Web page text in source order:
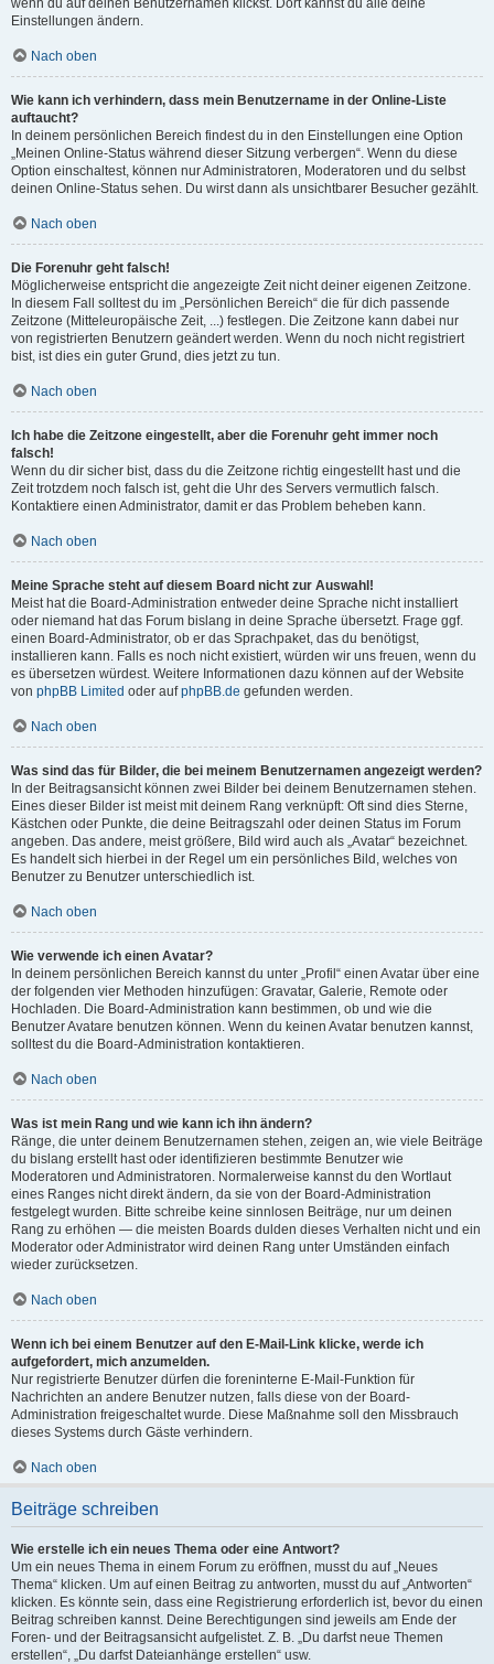
wenn du auf deinen Benutzernamen klickst. Dort kannst du alle deine
Einstellungen ändern.
Nach oben
Wie kann ich verhindern, dass mein Benutzername in der Online-Liste
auftaucht?
In deinem persönlichen Bereich findest du in den Einstellungen eine Option
„Meinen Online-Status während dieser Sitzung verbergen“. Wenn du diese
Option einschaltest, können nur Administratoren, Moderatoren und du selbst
deinen Online-Status sehen. Du wirst dann als unsichtbarer Besucher gezählt.
Nach oben
Die Forenuhr geht falsch!
Möglicherweise entspricht die angezeigte Zeit nicht deiner eigenen Zeitzone.
In diesem Fall solltest du im „Persönlichen Bereich“ die für dich passende
Zeitzone (Mitteleuropäische Zeit, ...) festlegen. Die Zeitzone kann dabei nur
von registrierten Benutzern geändert werden. Wenn du noch nicht registriert
bist, ist dies ein guter Grund, dies jetzt zu tun.
Nach oben
Ich habe die Zeitzone eingestellt, aber die Forenuhr geht immer noch
falsch!
Wenn du dir sicher bist, dass du die Zeitzone richtig eingestellt hast und die
Zeit trotzdem noch falsch ist, geht die Uhr des Servers vermutlich falsch.
Kontaktiere einen Administrator, damit er das Problem beheben kann.
Nach oben
Meine Sprache steht auf diesem Board nicht zur Auswahl!
Meist hat die Board-Administration entweder deine Sprache nicht installiert
oder niemand hat das Forum bislang in deine Sprache übersetzt. Frage ggf.
einen Board-Administrator, ob er das Sprachpaket, das du benötigst,
installieren kann. Falls es noch nicht existiert, würden wir uns freuen, wenn du
es übersetzen würdest. Weitere Informationen dazu können auf der Website
von phpBB Limited oder aufphpBB.de gefunden werden.
Nach oben
Was sind das für Bilder, die bei meinem Benutzernamen angezeigt werden?
In der Beitragsansicht können zwei Bilder bei deinem Benutzernamen stehen.
Eines dieser Bilder ist meist mit deinem Rang verknüpft: Oft sind dies Sterne,
Kästchen oder Punkte, die deine Beitragszahl oder deinen Status im Forum
angeben. Das andere, meist größere, Bild wird auch als „Avatar“ bezeichnet.
Es handelt sich hierbei in der Regel um ein persönliches Bild, welches von
Benutzer zu Benutzer unterschiedlich ist.
Nach oben
Wie verwende ich einen Avatar?
In deinem persönlichen Bereich kannst du unter „Profil“ einen Avatar über eine
der folgenden vier Methoden hinzufügen: Gravatar, Galerie, Remote oder
Hochladen. Die Board-Administration kann bestimmen, ob und wie die
Benutzer Avatare benutzen können. Wenn du keinen Avatar benutzen kannst,
solltest du die Board-Administration kontaktieren.
Nach oben
Was ist mein Rang und wie kann ich ihn ändern?
Ränge, die unter deinem Benutzernamen stehen, zeigen an, wie viele Beiträge
du bislang erstellt hast oder identifizieren bestimmte Benutzer wie
Moderatoren und Administratoren. Normalerweise kannst du den Wortlaut
eines Ranges nicht direkt ändern, da sie von der Board-Administration
festgelegt wurden. Bitte schreibe keine sinnlosen Beiträge, nur um deinen
Rang zu erhöhen — die meisten Boards dulden dieses Verhalten nicht und ein
Moderator oder Administrator wird deinen Rang unter Umständen einfach
wieder zurücksetzen.
Nach oben
Wenn ich bei einem Benutzer auf den E-Mail-Link klicke, werde ich
aufgefordert, mich anzumelden.
Nur registrierte Benutzer dürfen die foreninterne E-Mail-Funktion für
Nachrichten an andere Benutzer nutzen, falls diese von der Board-
Administration freigeschaltet wurde. Diese Maßnahme soll den Missbrauch
dieses Systems durch Gäste verhindern.
Nach oben
Beiträge schreiben
Wie erstelle ich ein neues Thema oder eine Antwort?
Um ein neues Thema in einem Forum zu eröffnen, musst du auf „Neues
Thema“ klicken. Um auf einen Beitrag zu antworten, musst du auf „Antworten“
klicken. Es könnte sein, dass eine Registrierung erforderlich ist, bevor du einen
Beitrag schreiben kannst. Deine Berechtigungen sind jeweils am Ende der
Foren- und der Beitragsansicht aufgelistet. Z. B. „Du darfst neue Themen
erstellen“, „Du darfst Dateianhänge erstellen“ usw.